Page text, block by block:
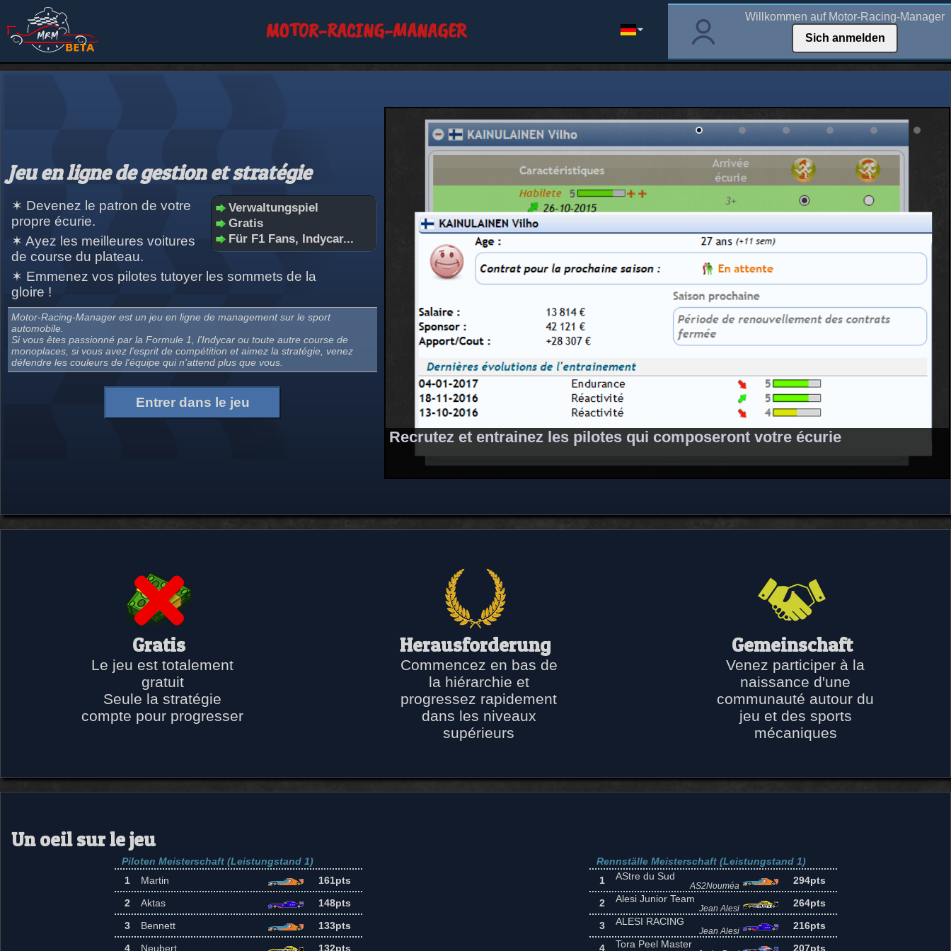
MOTOR-RACING-MANAGER
Willkommen auf Motor-Racing-Manager
Sich anmelden
Jeu en ligne de gestion et stratégie
Verwaltungspiel
Gratis
Für F1 Fans, Indycar...
✶ Devenez le patron de votre
propre écurie.
✶ Ayez les meilleures voitures
de course du plateau.
✶ Emmenez vos pilotes tutoyer les sommets de la
gloire !
Motor-Racing-Manager est un jeu en ligne de managementsur le sport
automobile.
Si vous êtes passionné par la Formule 1
, l'Indycar ou toute autre course de
monoplaces, si vous avez l'esprit de compétition et aimez la stratégie, venez
défendre les couleurs de l'équipe qui n'attend plus que vous.
Entrer dans le jeu
Recrutez et entrainez les pilotes qui composeront votre écurie
Gratis
Le jeu est totalement
gratuit
Seule la stratégie
compte pour progresser
Herausforderung
Commencez en bas de
la hiérarchie et
progressez rapidement
dans les niveaux
supérieurs
Gemeinschaft
Venez participer à la
naissance d'une
communauté autour du
jeu et des sports
mécaniques
Un oeil sur le jeu
Piloten Meisterschaft (Leistungstand 1)
1
Martin
161pts
2
Aktas
148pts
3
Bennett
133pts
4
Neubert 132pts
Rennställe Meisterschaft (Leistungstand 1)
1
AStre du Sud
AS2Nouméa
294pts
2
Alesi Junior Team
Jean Alesi
264pts
3
ALESI RACING
Jean Alesi
216pts
4
Tora Peel Master 207pts